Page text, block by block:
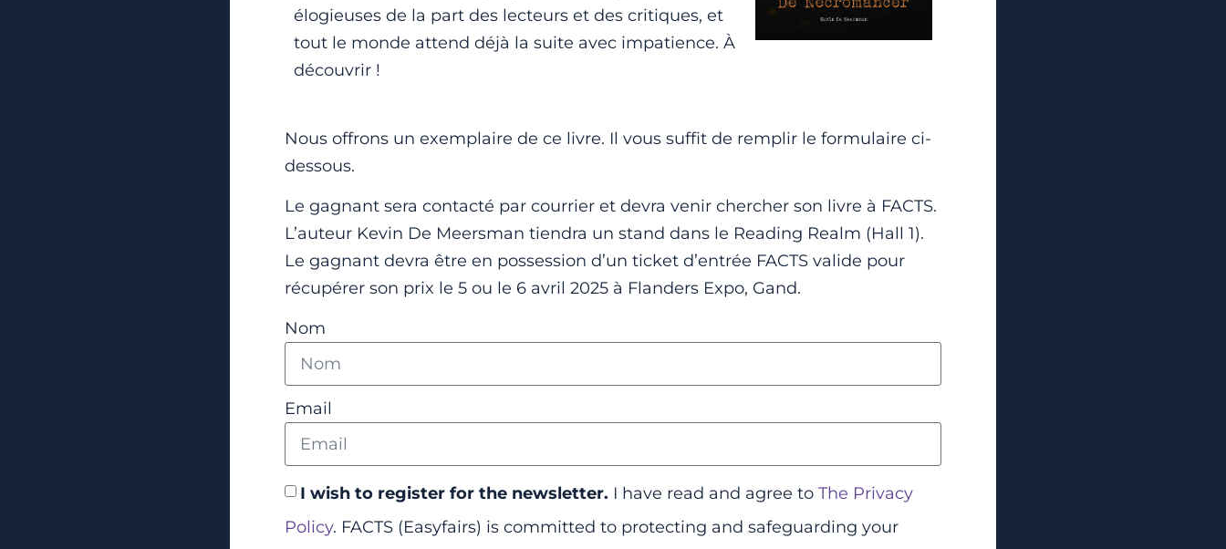
élogieuses de la part des lecteurs et des critiques, et
tout le monde attend déjà la suite avec impatience. À
découvrir !
Nous offrons un exemplaire de ce livre. Il vous suffit de remplir le formulaire ci-
dessous.
Le gagnant sera contacté par courrier et devra venir chercher son livre à FACTS.
L’auteur Kevin De Meersman tiendra un stand dans le Reading Realm (Hall 1).
Le gagnant devra être en possession d’un ticket d’entrée FACTS valide pour
récupérer son prix le 5 ou le 6 avril 2025 à Flanders Expo, Gand.
Nom
Email
I wish to register for the newsletter. I have read and agree to The Privacy
Policy. FACTS (Easyfairs) is committed to protecting and safeguarding your